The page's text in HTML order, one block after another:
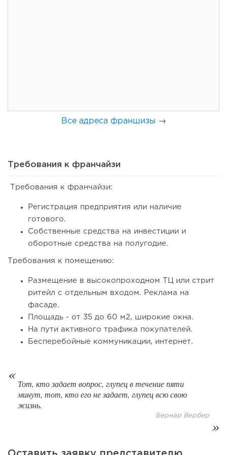
От стартапа за 30 тысяч рублей до бизнеса стоимостью
миллиарды:...
Все адреса франшизы →
Требования к франчайзи
Требования к франчайзи:
Регистрация предприятия или наличие
готового.
Собственные средства на инвестиции и
оборотные средства на полугодие.
Требования к помещению:
Размещение в высокопроходном ТЦ или стрит
ритейл с отдельным входом. Реклама на
фасаде.
Площадь - от 35 до 60 м2, широкие окна.
На пути активного трафика покупателей.
Бесперебойные коммуникации, интернет.
Тот, кто задает вопрос, глупец в течение пяти
минут, тот, кто его не задает, глупец всю свою
жизнь.
Бернар Вербер